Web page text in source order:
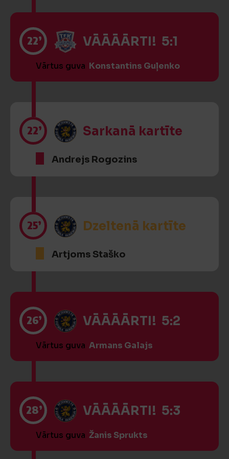
22’ VĀĀĀĀRTI! 5:1
Vārtus guva Konstantins Guļenko
22’ Sarkanā kartīte
Andrejs Rogozins
25’ Dzeltenā kartīte
Artjoms Staško
26’ VĀĀĀĀRTI! 5:2
Vārtus guva Armans Galajs
28’ VĀĀĀĀRTI! 5:3
Vārtus guva Žanis Sprukts